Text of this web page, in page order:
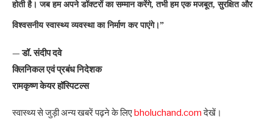
होती है। जब हम अपने डॉक्टरों का सम्मान करेंगे, तभी हम एक मजबूत, सुरक्षित और
विश्वसनीय स्वास्थ्य व्यवस्था का निर्माण कर पाएंगे।”
—डॉ. संदीप दवे
क्लिनिकल एवं प्रबंध निदेशक
रामकृष्ण केयर हॉस्पिटल्स
स्वास्थ्य से जुड़ी अन्य खबरें पढ़ने के लिए bholuchand.comदेखें।